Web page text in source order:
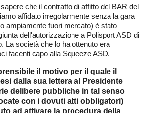
che il contratto di affitto del BAR del
affidato irregolarmente senza la gara
ampiamente fuori mercato) è stato
dell'autorizzazione a Polisport ASD di
La società che lo ha ottenuto era
facenti capo alla Squeeze ASD.
il motivo per il quale il
dalla sua lettera al Presidente
delibere pubbliche in tal senso
con i dovuti atti obbligatori)
ad attivare la procedura della